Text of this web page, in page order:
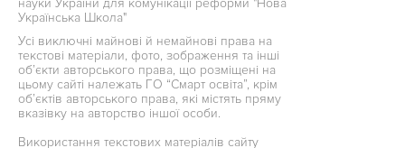
науки України для комунікації реформи "Нова
Українська Школа"
Усі виключні майнові й немайнові права на
текстові матеріали, фото, зображення та інші
об’єкти авторського права, що розміщені на
цьому сайті належать ГО “Смарт освіта”, крім
об’єктів авторського права, які містять пряму
вказівку на авторство іншої особи.
Використання текстових матеріалів сайту